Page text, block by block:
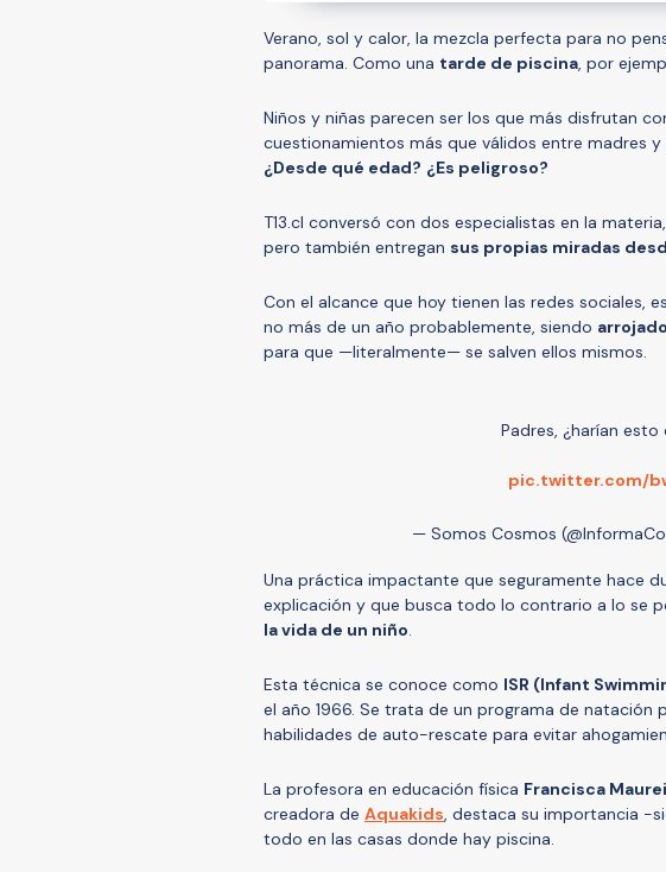
Verano, sol y calor, la mezcla perfecta para no
panorama. Como una tarde de piscina, por
Niños y niñas parecen ser los que más disfrutan
cuestionamientos más que válidos entre madres y
¿Desde qué edad? ¿Es peligroso?
T13.cl conversó con dos especialistas en la
pero también entregan sus propias miradas
Con el alcance que hoy tienen las redes sociales,
no más de un año probablemente, siendo
para que —literalmente— se salven ellos mismos.
Padres, ¿harían esto
pic.twitter.com/
— Somos Cosmos
Una práctica impactante que seguramente hace
explicación y que busca todo lo contrario a lo se
la vida de un niño.
Esta técnica se conoce como ISR (Infant
el año 1966. Se trata de un programa de natación
habilidades de auto-rescate para evitar
La profesora en educación física Francisca
creadora de Aquakids, destaca su importancia -
todo en las casas donde hay piscina.